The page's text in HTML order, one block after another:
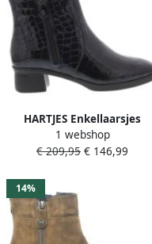
HARTJES Enkellaarsjes
Dames 172.1902 Blues
Maat: 43 Materiaal: Leer
1 webshop
€ 209,95 € 146,99
14%